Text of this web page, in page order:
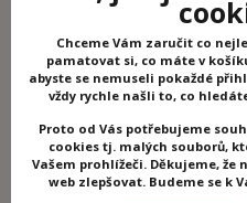
Zboží zařazeno v
Puzzle
Puzzle Ludattica
Ludattica
Chceme Vám zaručit co
pamatovat si, co máte v
abyste se nemuseli pokaždé
vždy rychle našli to, co
Proto od Vás potřebujeme
cookies tj. malých souborů,
Vašem prohlížeči. Děkujeme,
web zlepšovat. Budeme se k